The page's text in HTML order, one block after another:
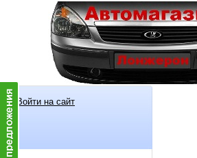
Войти на сайт